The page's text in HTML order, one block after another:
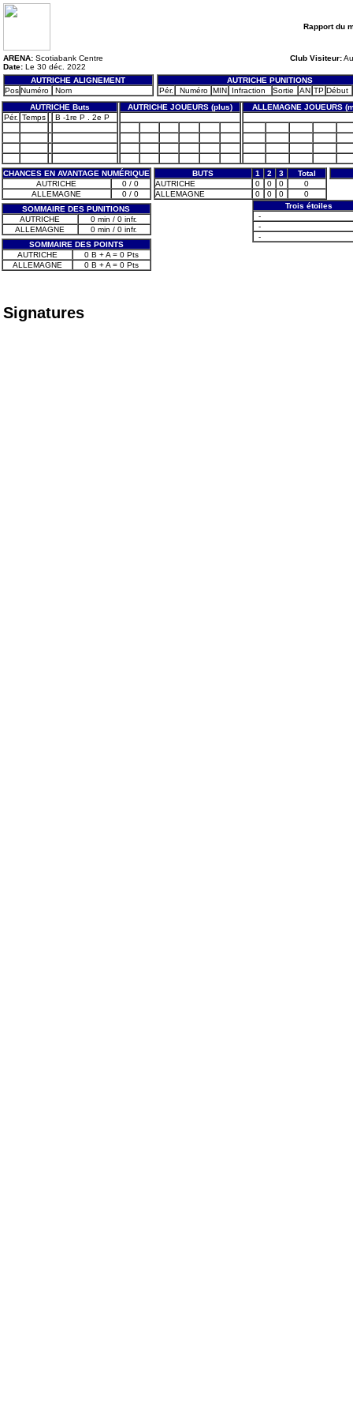
Rapport du
ARENA: Scotiabank Centre
Date: Le 30 déc. 2022
Club Visiteur:
AUTRICHE ALIGNEMENT
PosNuméro Nom
AUTRICHE PUNITIONS
Pér.
Numéro MIN Infraction Sortie AN TP Début
AUTRICHE Buts
AUTRICHE JOUEURS (plus)
ALLEMAGNE JOUEURS
Pér. Temps B -1re P . 2e P
CHANCES EN AVANTAGE NUMÉRIQUE
AUTRICHE
0 / 0
ALLEMAGNE
0 / 0
SOMMAIRE DES PUNITIONS
AUTRICHE
0 min / 0 infr.
ALLEMAGNE
0 min / 0 infr.
SOMMAIRE DES POINTS
AUTRICHE
0 B + A = 0 Pts
ALLEMAGNE
0 B + A = 0 Pts
BUTS 1 2 3
Total
AUTRICHE
0 0 0
0
ALLEMAGNE
0 0 0
0
Trois étoiles
-
-
-
Signatures